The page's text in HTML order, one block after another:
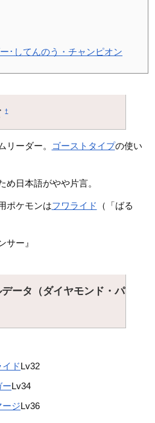
･してんのう・チャンピオン
†
リーダー。 ゴーストタイプの使い
め日本語がやや片言。
ポケモンはフワライド （「ばる
サー』
ータ（ダイヤモンド・パ
イドLv32
ーLv34
ージLv36